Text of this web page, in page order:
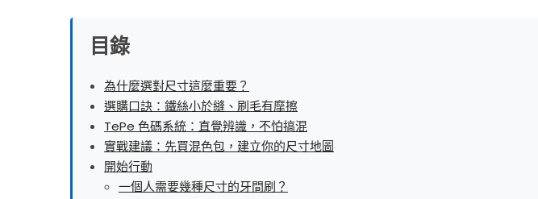
目錄
為什麼選對尺寸這麼重要？
選購口訣：鐵絲小於縫、刷毛有摩擦
TePe 色碼系統：直覺辨識，不怕搞混
實戰建議：先買混色包，建立你的尺寸地圖
開始行動
一個人需要幾種尺寸的牙間刷？